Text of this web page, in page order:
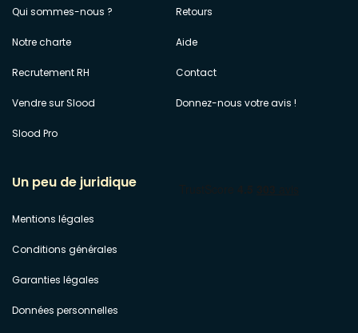
Qui sommes-nous ?
Notre charte
Recrutement RH
Vendre sur Slood
Slood Pro
Retours
Aide
Contact
Donnez-nous votre avis !
Un peu de juridique
Mentions légales
Conditions générales
Garanties légales
Données personnelles